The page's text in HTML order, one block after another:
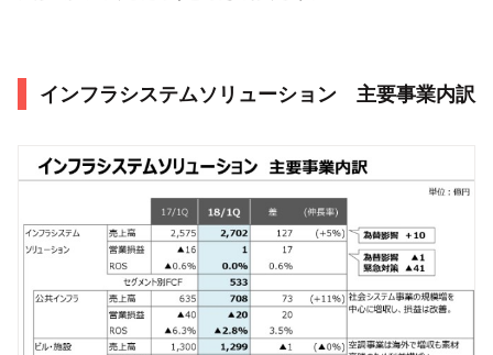
インフラシステムソリューション 主要事業内訳